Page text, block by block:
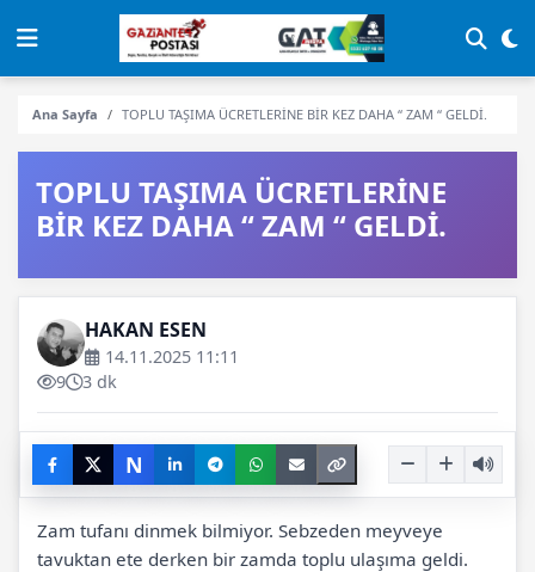
Ana Sayfa TOPLU TAŞIMA ÜCRETLERİNE BİR KEZ DAHA “ ZAM “ GELDİ.
TOPLU TAŞIMA ÜCRETLERİNE
BİR KEZ DAHA “ ZAM “ GELDİ.
HAKAN ESEN
14.11.2025 11:11
9
3 dk
N
Zam tufanı dinmek bilmiyor. Sebzeden meyveye
tavuktan ete derken bir zamda toplu ulaşıma geldi.